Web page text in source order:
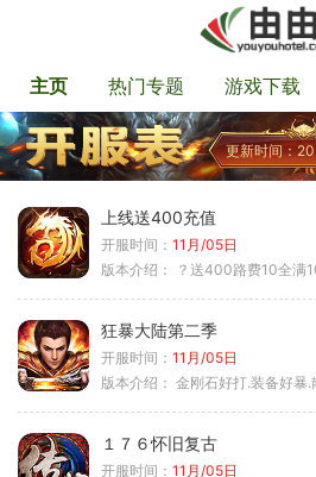
主页 热门专题 游戏下载
更新时间：
上线送400充值
开服时间： 11月/05日
版本介绍：
？送400路费10全满
狂暴大陆第二季
开服时间： 11月/05日
版本介绍： 金刚石好打.装备好暴.
１７６怀旧复古
开服时间： 11月/05日